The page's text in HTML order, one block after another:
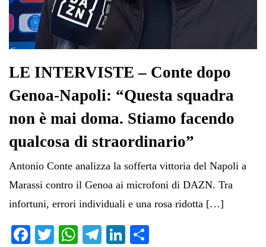
LE INTERVISTE – Conte dopo
Genoa-Napoli: “Questa squadra
non è mai doma. Stiamo facendo
qualcosa di straordinario”
Antonio Conte analizza la sofferta vittoria del Napoli a
Marassi contro il Genoa ai microfoni di DAZN. Tra
infortuni, errori individuali e una rosa ridotta […]
Fa T
W
Te
Li